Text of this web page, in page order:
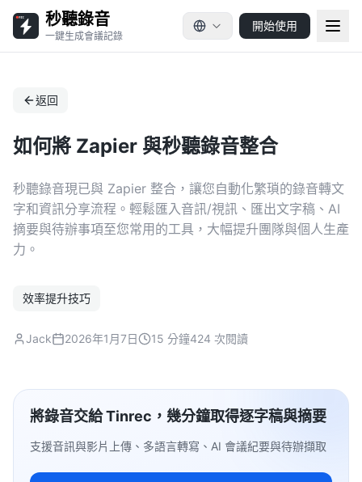
秒聽錄音
一鍵生成會議記錄
開始使用
返回
如何將 Zapier 與秒聽錄音整合
秒聽錄音現已與 Zapier 整合，讓您自動化繁瑣的錄音轉文
字和資訊分享流程。輕鬆匯入音訊/視訊、匯出文字稿、AI
摘要與待辦事項至您常用的工具，大幅提升團隊與個人生產
力。
效率提升技巧
Jack 2026年1月7日 15 分鐘424 次閱讀
將錄音交給 Tinrec，幾分鐘取得逐字稿與摘要
支援音訊與影片上傳、多語言轉寫、AI 會議紀要與待辦擷取